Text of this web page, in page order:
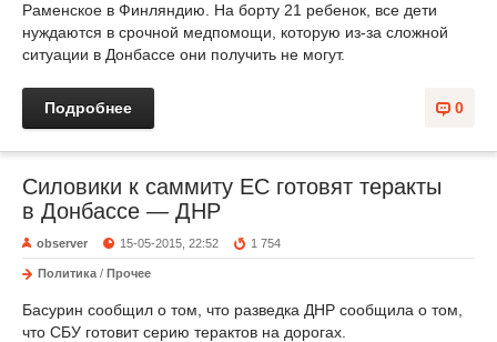
Раменское в Финляндию. На борту 21 ребенок, все дети
нуждаются в срочной медпомощи, которую из-за сложной
ситуации в Донбассе они получить не могут.
0
Подробнее
Силовики к саммиту ЕС готовят теракты
в Донбассе — ДНР
observer 15-05-2015, 22:52 1 754
Политика / Прочее
Басурин сообщил о том, что разведка ДНР сообщила о том,
что СБУ готовит серию терактов на дорогах.